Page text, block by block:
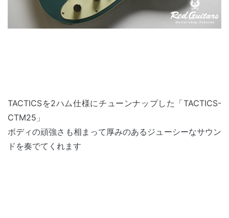
TACTICSを2ハム仕様にチューンナップした「TACTICS-
CTM25」
ボディの頑強さも相まって厚みのあるジューシーなサウン
ドを奏でてくれます